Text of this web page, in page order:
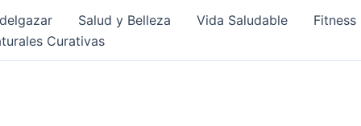
Salud y Belleza Vida Saludable
Fitness
Curativas